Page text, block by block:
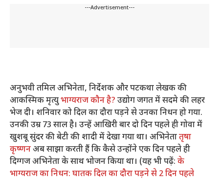
---Advertisement---
अनुभवी तमिल अभिनेता, निर्देशक और पटकथा लेखक की
आकस्मिक मृत्युभाग्यराज कौन है? उद्योग जगत में सदमे की लहर
भेज दी। शनिवार को दिल का दौरा पड़ने से उनका निधन हो गया.
उनकी उम्र 73 साल है। उन्हें आखिरी बार दो दिन पहले ही गोवा में
खुशबू सुंदर की बेटी की शादी में देखा गया था। अभिनेतातृषा
कृष्णनअब साझा करती हैं कि कैसे उन्होंने एक दिन पहले ही
दिग्गज अभिनेता के साथ भोजन किया था। (यह भी पढ़ें: के
भाग्यराज का निधन: घातक दिल का दौरा पड़ने से 2 दिन पहले